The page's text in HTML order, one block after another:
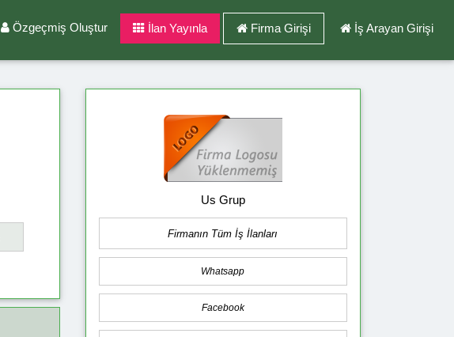
Özgeçmiş Oluştur İlan Yayınla Firma Girişi İş Arayan Girişi
Us Grup
Firmanın Tüm İş İlanları
Whatsapp
Facebook